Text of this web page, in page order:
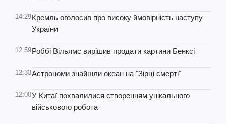
14:29Кремль оголосив про високу ймовірність наступу
України
12:59Роббі Вільямс вирішив продати картини Бенксі
12:33Астрономи знайшли океан на "Зірці смерті"
12:00У Китаї похвалилися створенням унікального
військового робота